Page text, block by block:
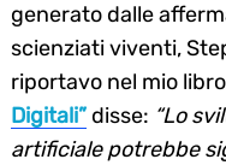
generato dalle
scienziati viventi,
riportavo nel mio libro
Digitali” disse: “Lo
artificiale potrebbe